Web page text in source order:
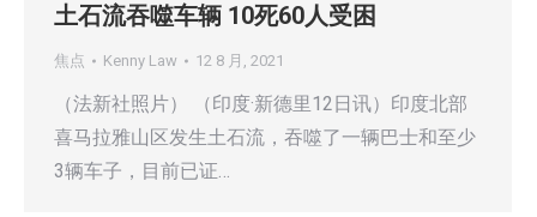
土石流吞噬车辆 10死60人受困
焦点 Kenny Law 12 8 月, 2021
（法新社照片） （印度·新德里12日讯）印度北部
喜马拉雅山区发生土石流，吞噬了一辆巴士和至少
3辆车子，目前已证…